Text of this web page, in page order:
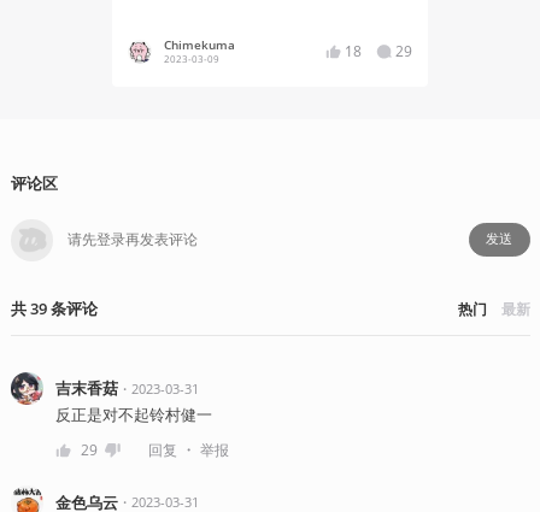
Chimekuma
2023-03-09 18 29
评论区
发送
共39条评论 热门 最新
吉末香菇・ 2023-03-31
反正是对不起铃村健一
29 回复 ・ 举报
金色乌云・ 2023-03-31